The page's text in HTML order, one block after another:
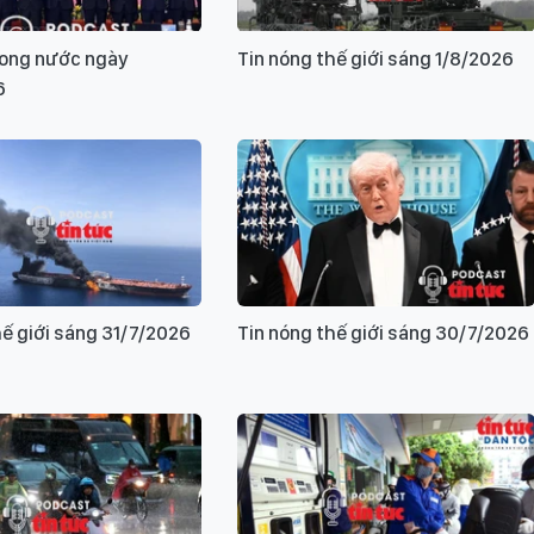
nước ngày
Tin nóng thế giới sáng 1/8/2026
giới sáng 31/7/2026 Tin nóng thế giới sáng 30/7/2026